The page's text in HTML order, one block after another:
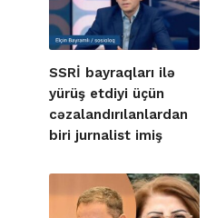
SSRİ bayraqları ilə
yürüş etdiyi üçün
cəzalandırılanlardan
biri jurnalist imiş